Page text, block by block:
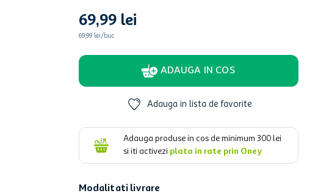
69,99 lei
69,99 lei/buc
ADAUGA IN COS
Adauga in lista de favorite
Adauga produse in cos de minimum 300 lei
si iti activezi plata in rate prin Oney
Modalitati livrare